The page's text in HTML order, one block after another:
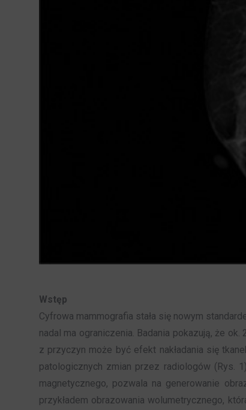
Wstęp
Cyfrowa mammografia stała się nowym
nadal ma ograniczenia. Badania pokazują, że
z przyczyn może być efekt nakładania się
patologicznych zmian przez radiologów (Rys.
magnetycznego, pozwala na generowanie
przykładem obrazowania wolumetrycznego,